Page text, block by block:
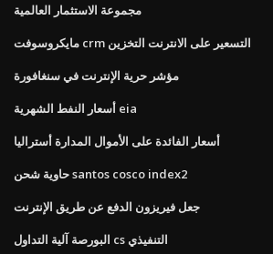
مجموعة الاستثمار العالمية
مايكروسوفت crm التسعير على الانترنت التخزين
مؤشر حرية الإنترنت في سنغافورة
أسعار النفط الشهرية eia
أسعار الفائدة على الأموال المدارة أستراليا
حاوية شحن santos cosco index2
جعل فيريزون الدفع عن طريق الإنترنت
البورصة آلية التداول cs التنفيذي